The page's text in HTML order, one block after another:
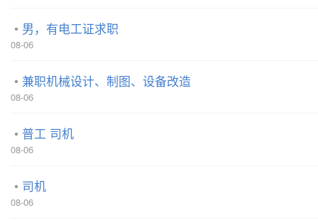
男，有电工证求职
08-06
兼职机械设计、制图、设备改造
08-06
普工 司机
08-06
司机
08-06